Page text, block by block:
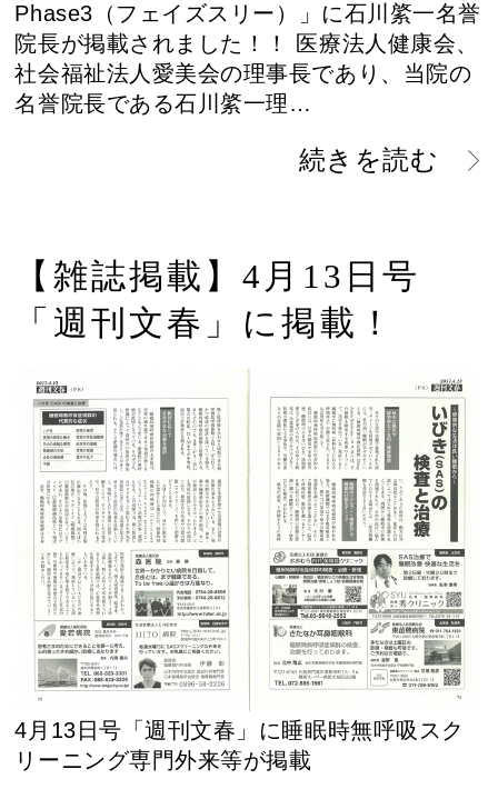
Phase3（フェイズスリー）」に石川綮一名誉
院長が掲載されました！！ 医療法人健康会、
社会福祉法人愛美会の理事長であり、当院の
名誉院長である石川綮一理…
続きを読む
【雑誌掲載】4月13日号
「週刊文春」に掲載！
4月13日号「週刊文春」に睡眠時無呼吸スク
リーニング専門外来等が掲載